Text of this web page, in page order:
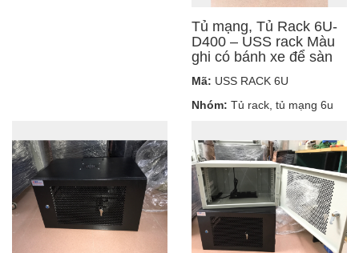
Tủ mạng, Tủ Rack 6U-
D400 – USS rack Màu
ghi có bánh xe để sàn
Mã: USS RACK 6U
Nhóm: Tủ rack, tủ mạng 6u